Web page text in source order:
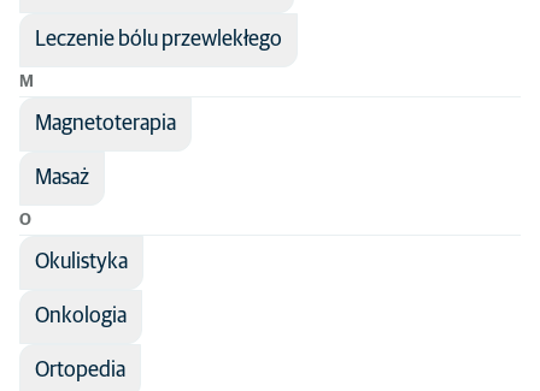
Leczenie bólu przewlekłego
M
Magnetoterapia
Masaż
O
Okulistyka
Onkologia
Ortopedia